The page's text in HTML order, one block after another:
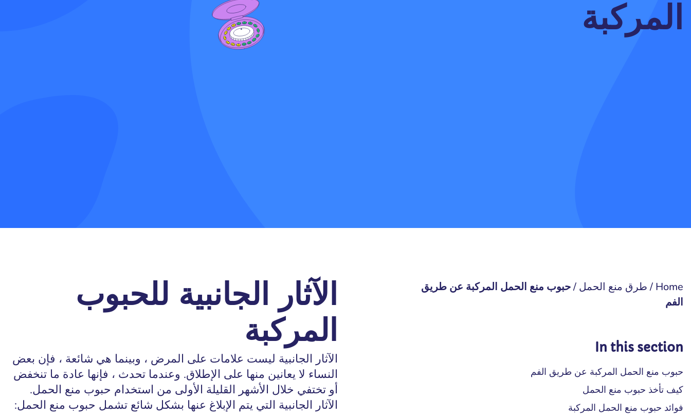
المركبة
Home
/طرق منع الحمل /حبوب منع الحمل المركبة عن طريق
الفم
In this section
حبوب منع الحمل المركبة عن طريق الفم
كيف تأخذ حبوب منع الحمل
فوائد حبوب منع الحمل المركبة
الآثار الجانبية للحبوب
المركبة
الآثار الجانبية ليست علامات على المرض ، وبينما هي شائعة ، فإن بعض
النساء لا يعانين منها على الإطلاق. وعندما تحدث ، فإنها عادة ما تنخفض
أو تختفي خلال الأشهر القليلة الأولى من استخدام حبوب منع الحمل.
الآثار الجانبية التي يتم الإبلاغ عنها بشكل شائع تشمل حبوب منع الحمل: